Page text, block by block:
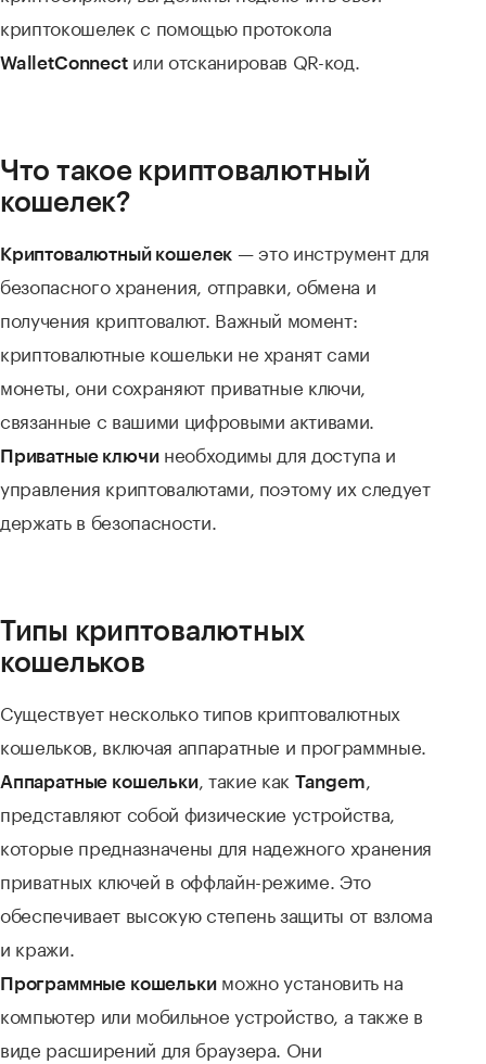
криптокошелек с помощью протокола
WalletConnectили отсканировав QR-код.
Что такое криптовалютный
кошелек?
Криптовалютный кошелек — это инструмент для
безопасного хранения, отправки, обмена и
получения криптовалют. Важный момент:
криптовалютные кошельки не хранят сами
монеты, они сохраняют приватные ключи,
связанные с вашими цифровыми активами.
Приватные ключинеобходимы для доступа и
управления криптовалютами, поэтому их следует
держать в безопасности.
Типы криптовалютных
кошельков
Существует несколько типов криптовалютных
кошельков, включая аппаратные и программные.
Аппаратные кошельки, такие как Tangem
представляют собой физические устройства,
которые предназначены для надежного хранения
приватных ключей в оффлайн-режиме. Это
обеспечивает высокую степень защиты от взлома
и кражи.
Программные кошелькиможно установить на
компьютер или мобильное устройство, а также в
виде расширений для браузера. Они